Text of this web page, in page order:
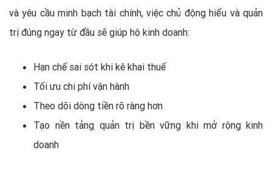
và yêu cầu minh bạch tài chính, việc chủ động hiểu và quản
trị đúng ngay từ đầu sẽ giúp hộ kinh doanh:
Hạn chế sai sót khi kê khai thuế
Tối ưu chi phí vận hành
Theo dõi dòng tiền rõ ràng hơn
Tạo nền tảng quản trị bền vững khi mở rộng kinh
doanh